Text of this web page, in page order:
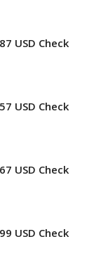
USD Check
USD Check
USD Check
USD Check